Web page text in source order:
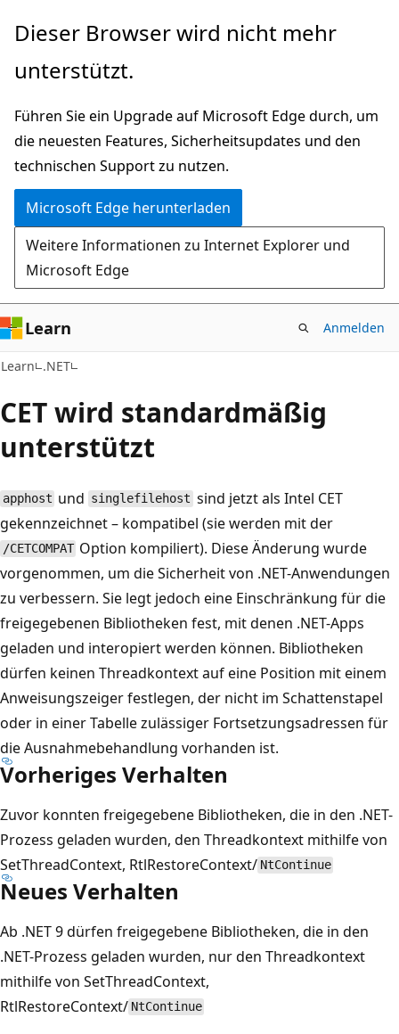
Zu
wechseln
Dieser Browser wird nicht mehr
unterstützt.
Führen Sie ein Upgrade auf Microsoft Edge durch, um
die neuesten Features, Sicherheitsupdates und den
technischen Support zu nutzen.
Microsoft Edge herunterladen
Weitere Informationen zu Internet Explorer und
Microsoft Edge
Learn Anmelden
Learn .NET
CET wird standardmäßig
unterstützt
apphost und singlefilehost sind jetzt als Intel CET
gekennzeichnet – kompatibel (sie werden mit der
/CETCOMPAT Option kompiliert). Diese Änderung wurde
vorgenommen, um die Sicherheit von .NET-Anwendungen
zu verbessern. Sie legt jedoch eine Einschränkung für die
freigegebenen Bibliotheken fest, mit denen .NET-Apps
geladen und interopiert werden können. Bibliotheken
dürfen keinen Threadkontext auf eine Position mit einem
Anweisungszeiger festlegen, der nicht im Schattenstapel
oder in einer Tabelle zulässiger Fortsetzungsadressen für
die Ausnahmebehandlung vorhanden ist.
Vorheriges Verhalten
Zuvor konnten freigegebene Bibliotheken, die in den .NET-
Prozess geladen wurden, den Threadkontext mithilfe von
SetThreadContext, RtlRestoreContext/ NtContinue
Neues Verhalten
Ab .NET 9 dürfen freigegebene Bibliotheken, die in den
.NET-Prozess geladen wurden, nur den Threadkontext
mithilfe von SetThreadContext,
RtlRestoreContext/ NtContinue